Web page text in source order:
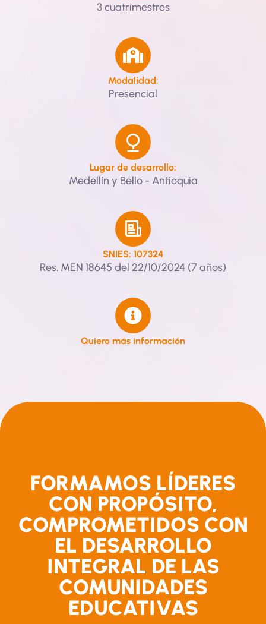
3 cuatrimestres
Modalidad:
Presencial
Lugar de desarrollo:
Medellín y Bello - Antioquia
SNIES: 107324
Res. MEN 18645 del 22/10/2024 (7 años)
Quiero más información
FORMAMOS LÍDERES
CON PROPÓSITO,
COMPROMETIDOS CON
EL DESARROLLO
INTEGRAL DE LAS
COMUNIDADES
EDUCATIVAS